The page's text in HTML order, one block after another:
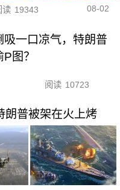
读 19343 08-02
吸一口凉气，特朗普
图？
阅读 10723
朗普被架在火上烤